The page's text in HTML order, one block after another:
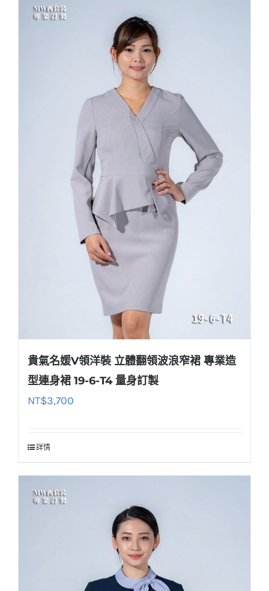
貴氣名媛V領洋裝 立體翻領波浪窄裙 專業造
型連身裙 19-6-T4 量身訂製
NT$3,700
詳情